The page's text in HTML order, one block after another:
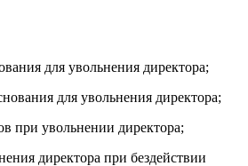
для увольнения директора;
для увольнения директора;
при увольнении директора;
директора при бездействии